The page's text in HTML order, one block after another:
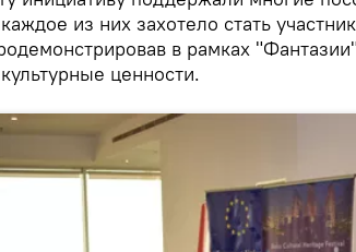
из них захотело стать
в рамках
ценности.